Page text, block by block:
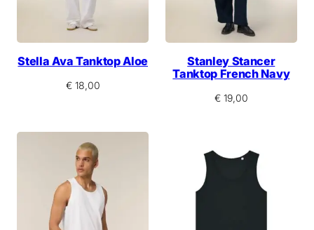
Stella Ava Tanktop Aloe
€18,00
Stanley Stancer
Tanktop French Navy
€19,00